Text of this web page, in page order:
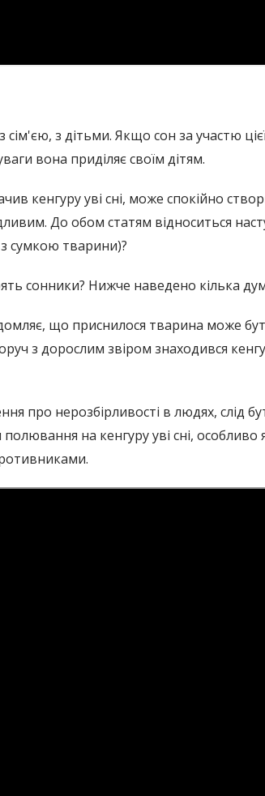
сім'єю, з дітьми. Якщо сон за участю
вона приділяє своїм дітям.
кенгуру уві сні, може спокійно
До обом статям відноситься
з сумкою тварини)?
сонники? Нижче наведено кілька
що приснилося тварина може
з дорослим звіром знаходився
про нерозбірливості в людях, слід
на кенгуру уві сні,